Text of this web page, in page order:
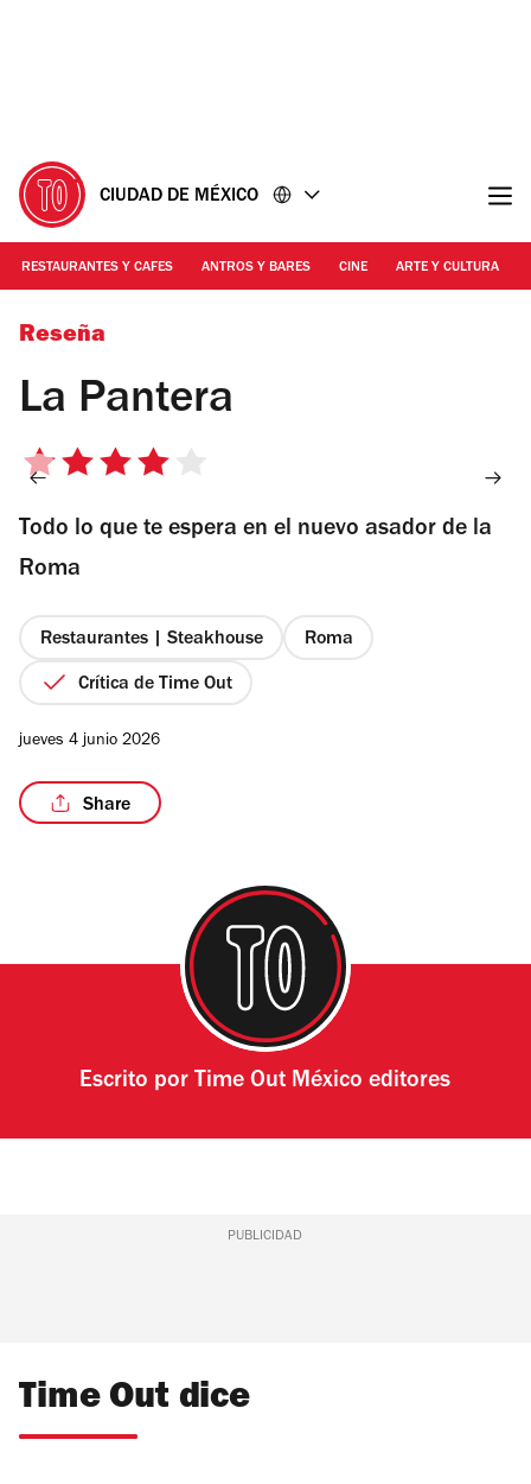
CIUDAD DE MÉXICO
RESTAURANTES Y CAFES ANTROS Y BARES CINE ARTE Y CULTURA
Foto: cortesía | La Pantera
Reseña
La Pantera
4
5
Todo lo que te espera en el nuevo asador de la
Roma
Restaurantes | Steakhouse Roma
Crítica de Time Out
jueves 4 junio 2026
Share
Escrito por Time Out México editores
PUBLICIDAD
Time Out dice